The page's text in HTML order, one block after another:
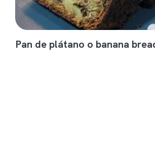
Pan de plátano o banana